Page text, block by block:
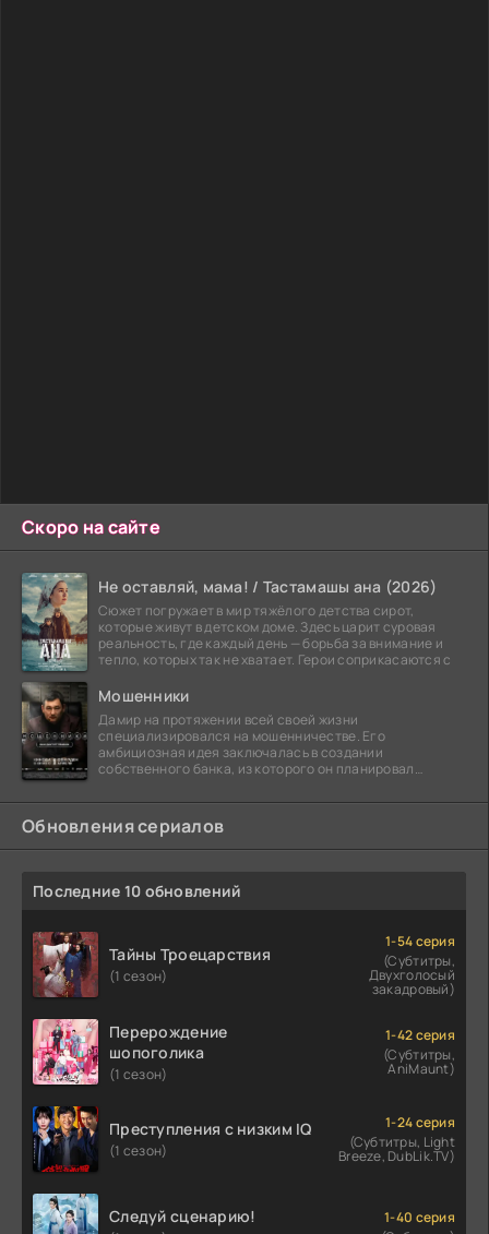
Скоро на сайте
Не оставляй, мама! / Тастамашы ана (2026)
Сюжет погружает в мир тяжёлого детства сирот,
которые живут в детском доме. Здесь царит суровая
реальность, где каждый день — борьба за внимание и
тепло, которых так не хватает. Герои соприкасаются с
Мошенники
Дамир на протяжении всей своей жизни
специализировался на мошенничестве. Его
амбициозная идея заключалась в создании
собственного банка, из которого он планировал
Обновления сериалов
Последние 10 обновлений
Тайны Троецарствия
(1 сезон)
1-54 серия
(Субтитры,
Двухголосый
закадровый)
Перерождение
шопоголика
(1 сезон)
1-42 серия
(Субтитры,
AniMaunt)
Преступления с низким IQ
(1 сезон)
1-24 серия
(Субтитры, Light
Breeze, DubLik.TV)
Следуй сценарию!
1-40 серия